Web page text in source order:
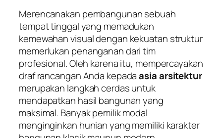
Merencanakan pembangunan sebuah
tempat tinggal yang memadukan
kemewahan visual dengan kekuatan struktur
memerlukan penanganan dari tim
profesional. Oleh karena itu, mempercayakan
draf rancangan Anda kepadaasia arsitektur
merupakan langkah cerdas untuk
mendapatkan hasil bangunan yang
maksimal. Banyak pemilik modal
menginginkan hunian yang memiliki karakter